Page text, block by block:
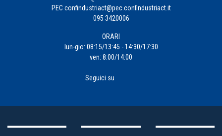
PEC confindustriact@pec.confindustriact.it
095 3420006
ORARI
lun-gio: 08:15/13:45 - 14:30/17:30
ven: 8:00/14:00
Seguici su